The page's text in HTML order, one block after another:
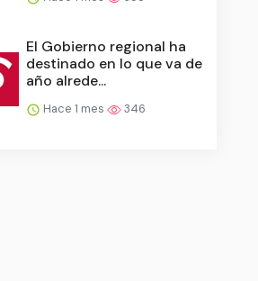
El Gobierno regional ha
destinado en lo que va de
año alrede...
Hace 1 mes 346